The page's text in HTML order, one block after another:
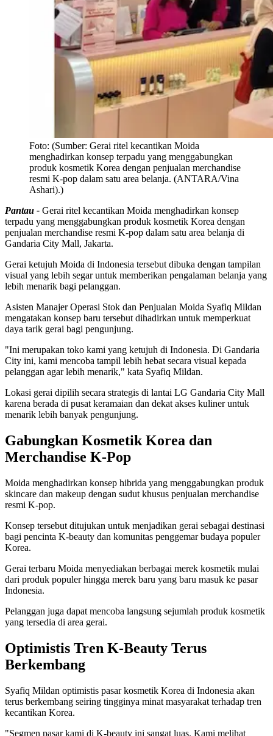
Foto: (Sumber: Gerai ritel kecantikan Moida
menghadirkan konsep terpadu yang menggabungkan
produk kosmetik Korea dengan penjualan merchandise
resmi K-pop dalam satu area belanja. (ANTARA/Vina
Ashari).)
Pantau - Gerai ritel kecantikan Moida menghadirkan konsep
terpadu yang menggabungkan produk kosmetik Korea dengan
penjualan merchandise resmi K-pop dalam satu area belanja di
Gandaria City Mall, Jakarta.
Gerai ketujuh Moida di Indonesia tersebut dibuka dengan tampilan
visual yang lebih segar untuk memberikan pengalaman belanja yang
lebih menarik bagi pelanggan.
Asisten Manajer Operasi Stok dan Penjualan Moida Syafiq Mildan
mengatakan konsep baru tersebut dihadirkan untuk memperkuat
daya tarik gerai bagi pengunjung.
"Ini merupakan toko kami yang ketujuh di Indonesia. Di Gandaria
City ini, kami mencoba tampil lebih hebat secara visual kepada
pelanggan agar lebih menarik," kata Syafiq Mildan.
Lokasi gerai dipilih secara strategis di lantai LG Gandaria City Mall
karena berada di pusat keramaian dan dekat akses kuliner untuk
menarik lebih banyak pengunjung.
Gabungkan Kosmetik Korea dan
Merchandise K-Pop
Moida menghadirkan konsep hibrida yang menggabungkan produk
skincare dan makeup dengan sudut khusus penjualan merchandise
resmi K-pop.
Konsep tersebut ditujukan untuk menjadikan gerai sebagai destinasi
bagi pencinta K-beauty dan komunitas penggemar budaya populer
Korea.
Gerai terbaru Moida menyediakan berbagai merek kosmetik mulai
dari produk populer hingga merek baru yang baru masuk ke pasar
Indonesia.
Pelanggan juga dapat mencoba langsung sejumlah produk kosmetik
yang tersedia di area gerai.
Optimistis Tren K-Beauty Terus
Berkembang
Syafiq Mildan optimistis pasar kosmetik Korea di Indonesia akan
terus berkembang seiring tingginya minat masyarakat terhadap tren
kecantikan Korea.
"Segmen pasar kami di K-beauty ini sangat luas. Kami melihat